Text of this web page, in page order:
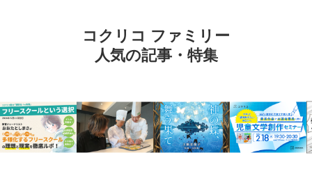
コクリコ ファミリー
人気の記事・特集